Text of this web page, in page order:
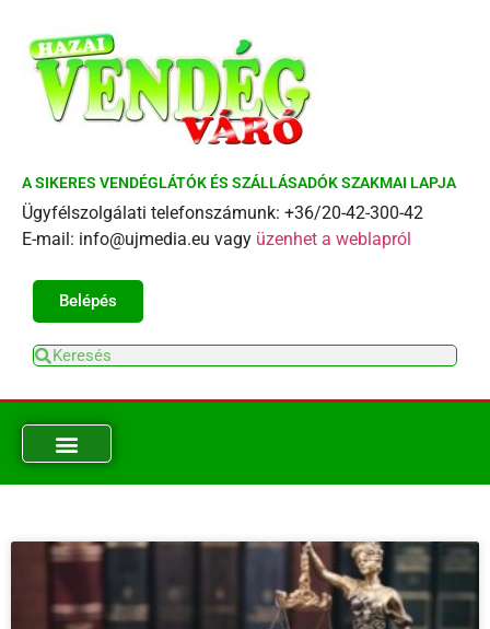
A SIKERES VENDÉGLÁTÓK ÉS SZÁLLÁSADÓK SZAKMAI LAPJA
Ügyfélszolgálati telefonszámunk: +36/20-42-300-42
E-mail: info@ujmedia.eu vagy üzenhet a weblapról
Belépés